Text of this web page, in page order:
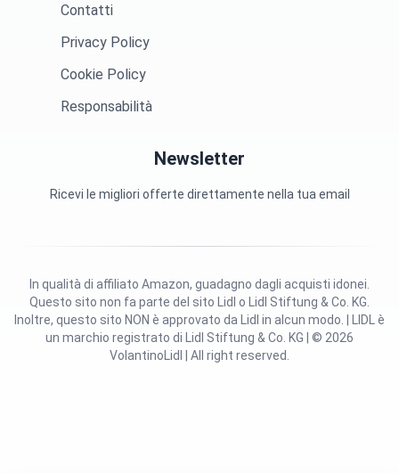
Contatti
Privacy Policy
Cookie Policy
Responsabilità
Newsletter
Ricevi le migliori offerte direttamente nella tua email
Questo sito non fa parte del sito Lidl o Lidl Stiftung & Co. KG.
Inoltre, questo sito NON è approvato da Lidl in alcun modo. | LIDL è
un marchio registrato di Lidl Stiftung & Co. KG | © 2026
VolantinoLidl | All right reserved.
In qualità di affiliato Amazon, guadagno dagli acquisti idonei.